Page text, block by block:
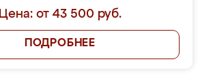
Цена: от 43 500 руб.
ПОДРОБНЕЕ